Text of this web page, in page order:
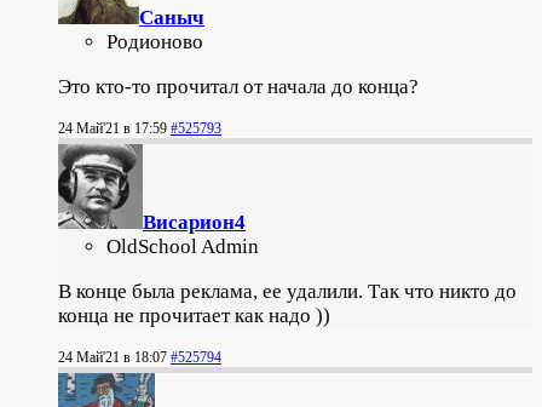
Саныч
Родионово
Это кто-то прочитал от начала до конца?
24 Май'21 в 17:59 #525793
Висариoн4
OldSchool Admin
В конце была реклама, ее удалили. Так что никто до
конца не прочитает как надо ))
24 Май'21 в 18:07 #525794